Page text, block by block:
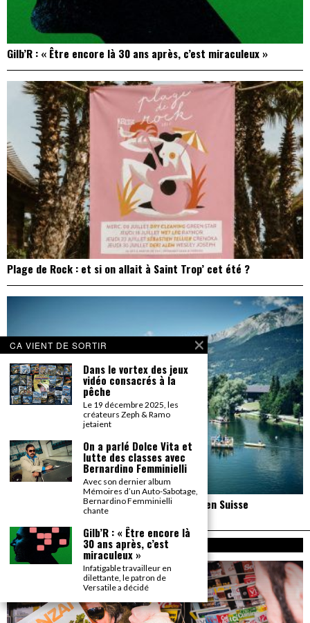
Gilb’R : « Être encore là 30 ans après, c’est miraculeux »
Plage de Rock : et si on allait à Saint Trop’ cet été ?
Un reportage pas neutre au PALP Festival, en Suisse
A PROPOS
CA VIENT DE SORTIR
Dans le vortex des jeux
vidéo consacrés à la
pêche
Le 19 décembre 2025, les
créateurs Zeph & Ramo
jetaient
On a parlé Dolce Vita et
lutte des classes avec
Bernardino Femminielli
Avec son dernier album
Mémoires d’un Auto-Sabotage,
Bernardino Femminielli
chante
Gilb’R : « Être encore là
30 ans après, c’est
miraculeux »
Infatigable travailleur en
dilettante, le patron de
Versatile a décidé